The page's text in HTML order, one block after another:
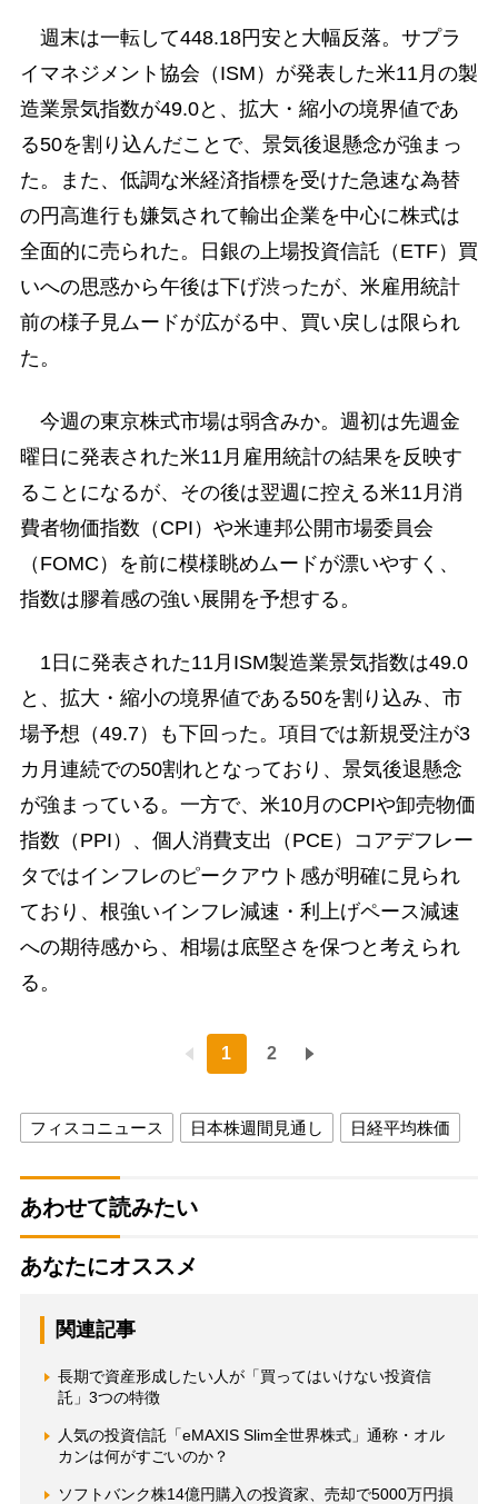
週末は一転して448.18円安と大幅反落。サプラ
イマネジメント協会（ISM）が発表した米11月の製
造業景気指数が49.0と、拡大・縮小の境界値であ
る50を割り込んだことで、景気後退懸念が強まっ
た。また、低調な米経済指標を受けた急速な為替
の円高進行も嫌気されて輸出企業を中心に株式は
全面的に売られた。日銀の上場投資信託（ETF）買
いへの思惑から午後は下げ渋ったが、米雇用統計
前の様子見ムードが広がる中、買い戻しは限られ
た。
今週の東京株式市場は弱含みか。週初は先週金
曜日に発表された米11月雇用統計の結果を反映す
ることになるが、その後は翌週に控える米11月消
費者物価指数（CPI）や米連邦公開市場委員会
（FOMC）を前に模様眺めムードが漂いやすく、
指数は膠着感の強い展開を予想する。
1日に発表された11月ISM製造業景気指数は49.0
と、拡大・縮小の境界値である50を割り込み、市
場予想（49.7）も下回った。項目では新規受注が3
カ月連続での50割れとなっており、景気後退懸念
が強まっている。一方で、米10月のCPIや卸売物価
指数（PPI）、個人消費支出（PCE）コアデフレー
タではインフレのピークアウト感が明確に見られ
ており、根強いインフレ減速・利上げペース減速
への期待感から、相場は底堅さを保つと考えられ
る。
1 2
フィスコニュース 日本株週間見通し 日経平均株価
あわせて読みたい
あなたにオススメ
関連記事
長期で資産形成したい人が「買ってはいけない投資信
託」3つの特徴
人気の投資信託「eMAXIS Slim全世界株式」通称・オル
カンは何がすごいのか？
ソフトバンク株14億円購入の投資家、売却で5000万円損